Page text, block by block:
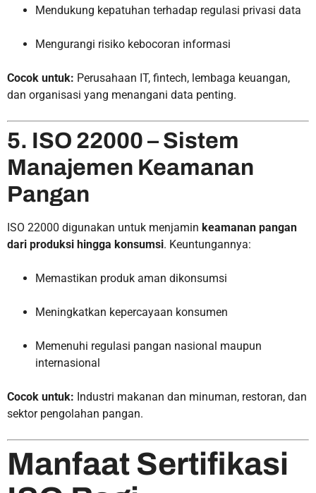
Mendukung kepatuhan terhadap regulasi privasi data
Mengurangi risiko kebocoran informasi
Cocok untuk: Perusahaan IT, fintech, lembaga keuangan,
dan organisasi yang menangani data penting.
5. ISO 22000 – Sistem
Manajemen Keamanan
Pangan
ISO 22000 digunakan untuk menjamin keamanan pangan
dari produksi hingga konsumsi. Keuntungannya:
Memastikan produk aman dikonsumsi
Meningkatkan kepercayaan konsumen
Memenuhi regulasi pangan nasional maupun
internasional
Cocok untuk: Industri makanan dan minuman, restoran, dan
sektor pengolahan pangan.
Manfaat Sertifikasi